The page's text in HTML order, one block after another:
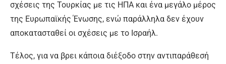
σχέσεις της Τουρκίας με τις ΗΠΑ και ένα μεγάλο μέρος
της Ευρωπαϊκής Ένωσης, ενώ παράλληλα δεν έχουν
αποκατασταθεί οι σχέσεις με το Ισραήλ.
Τέλος, για να βρει κάποια διέξοδο στην αντιπαράθεσή